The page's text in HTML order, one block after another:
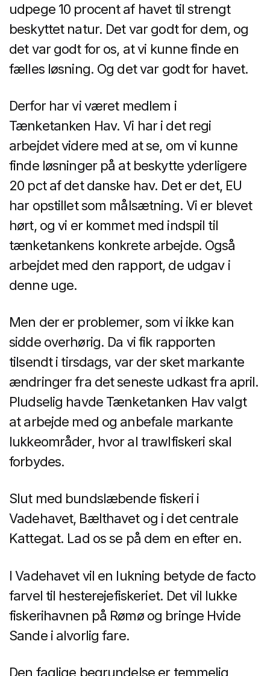
udpege 10 procent af havet til strengt
beskyttet natur. Det var godt for dem, og
det var godt for os, at vi kunne finde en
fælles løsning. Og det var godt for havet.
Derfor har vi været medlem i
Tænketanken Hav. Vi har i det regi
arbejdet videre med at se, om vi kunne
finde løsninger på at beskytte yderligere
20 pct af det danske hav. Det er det, EU
har opstillet som målsætning. Vi er blevet
hørt, og vi er kommet med indspil til
tænketankens konkrete arbejde. Også
arbejdet med den rapport, de udgav i
denne uge.
Men der er problemer, som vi ikke kan
sidde overhørig. Da vi fik rapporten
tilsendt i tirsdags, var der sket markante
ændringer fra det seneste udkast fra april.
Pludselig havde Tænketanken Hav valgt
at arbejde med og anbefale markante
lukkeområder, hvor al trawlfiskeri skal
forbydes.
Slut med bundslæbende fiskeri i
Vadehavet, Bælthavet og i det centrale
Kattegat. Lad os se på dem en efter en.
I Vadehavet vil en lukning betyde de facto
farvel til hesterejefiskeriet. Det vil lukke
fiskerihavnen på Rømø og bringe Hvide
Sande i alvorlig fare.
Den faglige begrundelse er temmelig